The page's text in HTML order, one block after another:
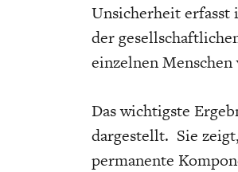
Unsicherheit
der
einzelnen
Das wichtigste
dargestellt. Sie
permanente